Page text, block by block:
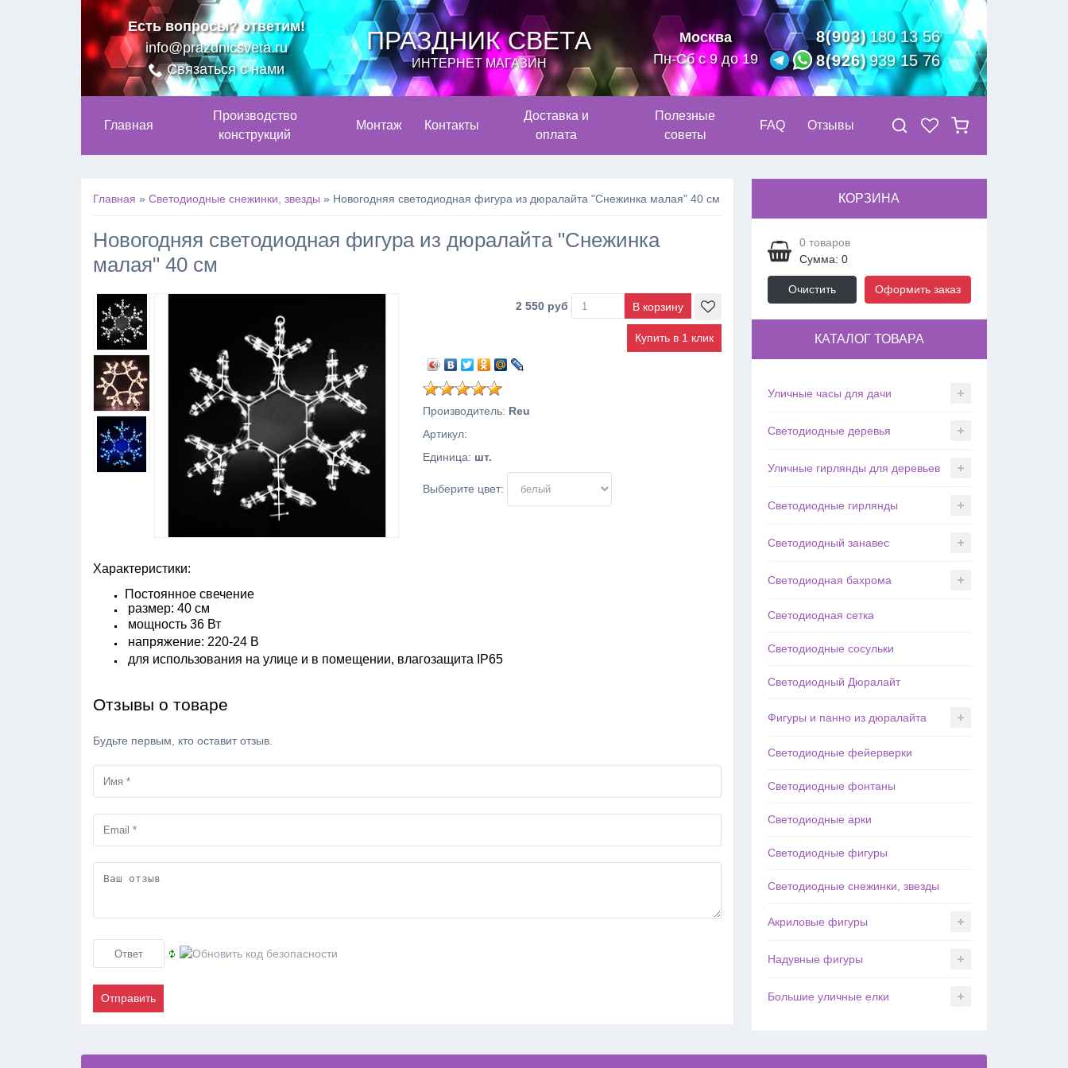
Есть вопросы? ответим!
info@prazdnicsveta.ru
Связаться с нами
ПРАЗДНИК СВЕТА
ИНТЕРНЕТ МАГАЗИН
Москва
Пн-Сб с 9 до 19
8(903)180 13 56
8(926)939 15 76
Главная
Производство
конструкций
Монтаж Контакты
Доставка и
оплата
Полезные
советы
FAQ Отзывы
Главная » Светодиодные снежинки, звезды » Новогодняя светодиодная фигура из дюралайта "Снежинка малая" 40 см
Новогодняя светодиодная фигура из дюралайта "Снежинка
малая" 40 см
2 550 руб
Купить в 1 клик
Производитель: Reu
Артикул:
Единица: шт.
Выберите цвет:
Характеристики:
Постоянное свечение
размер: 40 см
мощность 36 Вт
напряжение: 220-24 В
для использования на улице и в помещении, влагозащита IP65
Отзывы о товаре
Будьте первым, кто оставит отзыв.
Отправить
КОРЗИНА
0товаров
Сумма: 0
Очистить Оформить заказ
КАТАЛОГ ТОВАРА
Уличные часы для дачи
Светодиодные деревья
Уличные гирлянды для деревьев
Светодиодные гирлянды
Светодиодный занавес
Светодиодная бахрома
Светодиодная сетка
Светодиодные сосульки
Светодиодный Дюралайт
Фигуры и панно из дюралайта
Светодиодные фейерверки
Светодиодные фонтаны
Светодиодные арки
Светодиодные фигуры
Светодиодные снежинки, звезды
Акриловые фигуры
Надувные фигуры
Большие уличные елки